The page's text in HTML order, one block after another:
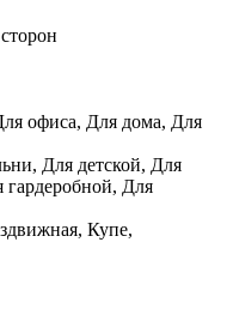
офиса, Для дома, Для
Для детской, Для
гардеробной, Для
Купе,